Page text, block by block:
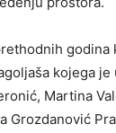
kojega
Martina
Grozdanović